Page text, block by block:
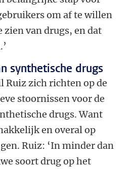
om af te willen
zien van drugs, en dat
synthetische drugs
Ruiz zich richten op de
stoornissen voor de
drugs. Want
en overal op
Ruiz: ‘In minder dan
soort drug op het